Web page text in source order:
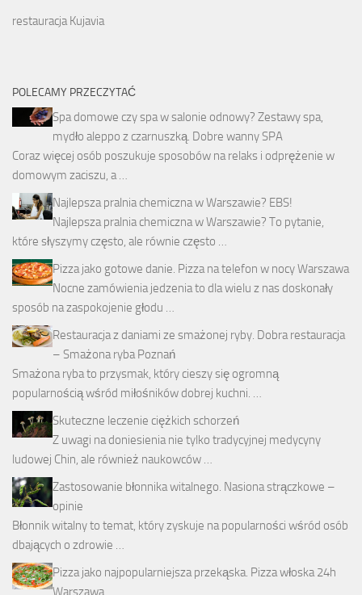
restauracja Kujavia
POLECAMY PRZECZYTAĆ
Spa domowe czy spa w salonie odnowy? Zestawy spa,
mydło aleppo z czarnuszką. Dobre wanny SPA
Coraz więcej osób poszukuje sposobów na relaks i odprężenie w
domowym zaciszu, a …
Najlepsza pralnia chemiczna w Warszawie? EBS!
Najlepsza pralnia chemiczna w Warszawie? To pytanie,
które słyszymy często, ale równie często …
Pizza jako gotowe danie. Pizza na telefon w nocy Warszawa
Nocne zamówienia jedzenia to dla wielu z nas doskonały
sposób na zaspokojenie głodu …
Restauracja z daniami ze smażonej ryby. Dobra restauracja
– Smażona ryba Poznań
Smażona ryba to przysmak, który cieszy się ogromną
popularnością wśród miłośników dobrej kuchni. …
Skuteczne leczenie ciężkich schorzeń
Z uwagi na doniesienia nie tylko tradycyjnej medycyny
ludowej Chin, ale również naukowców …
Zastosowanie błonnika witalnego. Nasiona strączkowe –
opinie
Błonnik witalny to temat, który zyskuje na popularności wśród osób
dbających o zdrowie …
Pizza jako najpopularniejsza przekąska. Pizza włoska 24h
Warszawa